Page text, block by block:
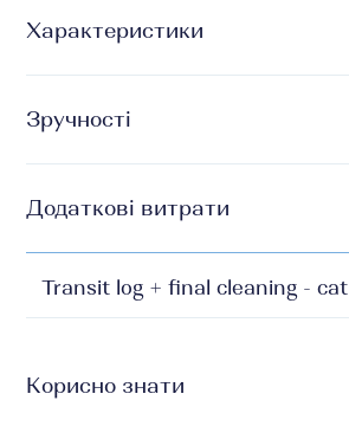
Характеристики
Зручності
Додаткові витрати
Transit log + final cleaning - cat
Корисно знати